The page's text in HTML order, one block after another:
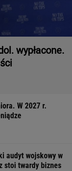
wypłacone.
W 2027 r.
audyt wojskowy w
stoi twardy biznes